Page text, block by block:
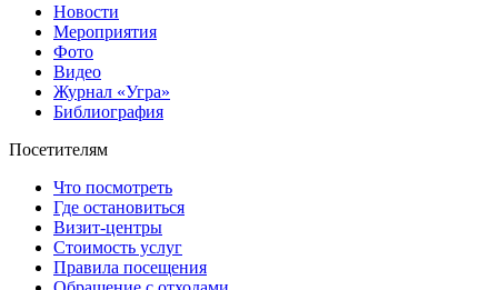
Новости
Мероприятия
Фото
Видео
Журнал «Угра»
Библиография
Посетителям
Что посмотреть
Где остановиться
Визит-центры
Стоимость услуг
Правила посещения